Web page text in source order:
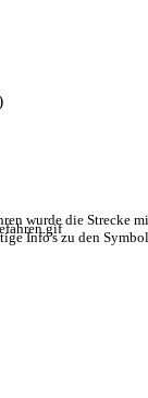
wurde die Strecke
Info's zu den